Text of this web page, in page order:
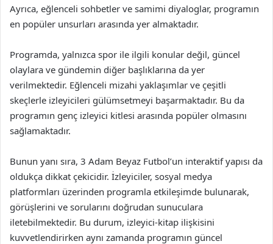
Ayrıca, eğlenceli sohbetler ve samimi diyaloglar, programın
en popüler unsurları arasında yer almaktadır.
Programda, yalnızca spor ile ilgili konular değil, güncel
olaylara ve gündemin diğer başlıklarına da yer
verilmektedir. Eğlenceli mizahi yaklaşımlar ve çeşitli
skeçlerle izleyicileri gülümsetmeyi başarmaktadır. Bu da
programın genç izleyici kitlesi arasında popüler olmasını
sağlamaktadır.
Bunun yanı sıra, 3 Adam Beyaz Futbol’un interaktif yapısı da
oldukça dikkat çekicidir. İzleyiciler, sosyal medya
platformları üzerinden programla etkileşimde bulunarak,
görüşlerini ve sorularını doğrudan sunuculara
iletebilmektedir. Bu durum, izleyici-kitap ilişkisini
kuvvetlendirirken aynı zamanda programın güncel